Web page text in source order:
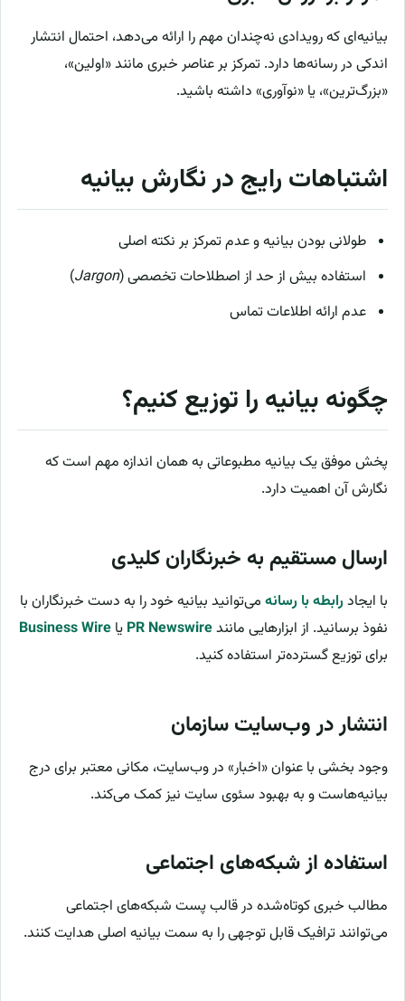
بیانیه‌ای که رویدادی نه‌چندان مهم را ارائه می‌دهد، احتمال انتشار
اندکی در رسانه‌ها دارد. تمرکز بر عناصر خبری مانند «اولین»،
«بزرگ‌ترین»، یا «نوآوری» داشته باشید.
اشتباهات رایج در نگارش بیانیه
طولانی بودن بیانیه و عدم تمرکز بر نکته اصلی
استفاده بیش از حد از اصطلاحات تخصصی (Jargon
)
عدم ارائه اطلاعات تماس
چگونه بیانیه را توزیع کنیم؟
پخش موفق یک بیانیه مطبوعاتی به همان اندازه مهم است که
نگارش آن اهمیت دارد.
ارسال مستقیم به خبرنگاران کلیدی
با ایجادرابطه با رسانه می‌توانید بیانیه خود را به دست خبرنگاران با
نفوذ برسانید. از ابزارهایی مانندPR Newswire یا Business Wire
برای توزیع گسترده‌تر استفاده کنید.
انتشار در وب‌سایت سازمان
وجود بخشی با عنوان «اخبار» در وب‌سایت، مکانی معتبر برای درج
بیانیه‌هاست و به بهبود سئوی سایت نیز کمک می‌کند.
استفاده از شبکه‌های اجتماعی
مطالب خبری کوتاه‌شده در قالب پست شبکه‌های اجتماعی
می‌توانند ترافیک قابل توجهی را به سمت بیانیه اصلی هدایت کنند.